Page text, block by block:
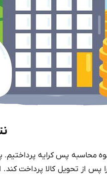
محاسبه پس کرایه
پس از تحویل کالا پرداخت